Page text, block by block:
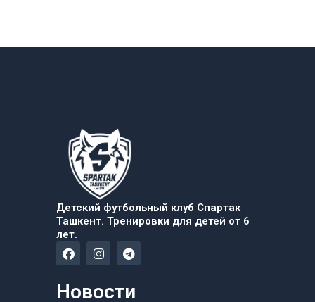
Детский футбольный клуб Спартак
Ташкент. Тренировки для детей от 6
лет.
F
a
e
b
I
n
a
T
e
g
Новости